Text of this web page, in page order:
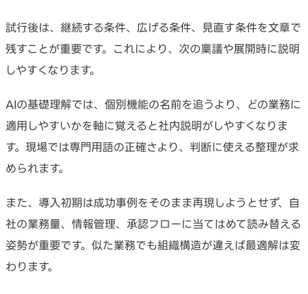
試行後は、継続する条件、広げる条件、見直す条件を文章で
残すことが重要です。これにより、次の稟議や展開時に説明
しやすくなります。
AIの基礎理解では、個別機能の名前を追うより、どの業務に
適用しやすいかを軸に覚えると社内説明がしやすくなりま
す。現場では専門用語の正確さより、判断に使える整理が求
められます。
また、導入初期は成功事例をそのまま再現しようとせず、自
社の業務量、情報管理、承認フローに当てはめて読み替える
姿勢が重要です。似た業務でも組織構造が違えば最適解は変
わります。